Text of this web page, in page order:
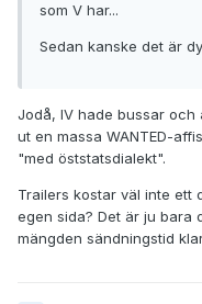
som V har...
Sedan kanske det är
Jodå, IV hade bussar och
ut en massa WANTED-
"med öststatsdialekt".
Trailers kostar väl inte ett
egen sida? Det är ju bara
mängden sändningstid